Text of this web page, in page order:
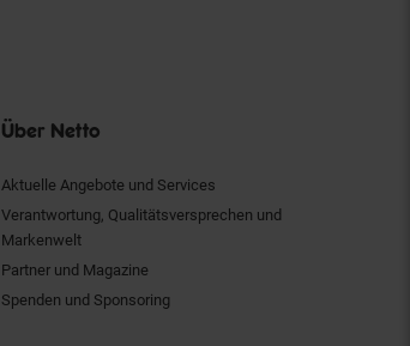
Über Netto
Aktuelle Angebote und Services
Verantwortung, Qualitätsversprechen und
Markenwelt
Partner und Magazine
Spenden und Sponsoring